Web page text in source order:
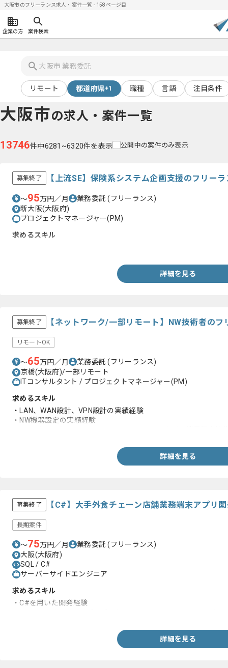
大阪市のフリーランス求人・案件一覧 - 158ページ目
企業の方 案件検索
リモート 都道府県+1 職種 言語 注目条件
大阪市の求人・案件一覧
13746件中6281~6320件を表示 公開中の案件のみ表示
募集終了 【上流SE】保険系システム企画支援のフリー
〜95万円／月 業務委託(フリーランス)
新大阪(大阪府)
プロジェクトマネージャー(PM)
求めるスキル
詳細を見る
募集終了 【ネットワーク/一部リモート】NW技術者の
リモートOK
〜65万円／月 業務委託(フリーランス)
京橋(大阪府)/一部リモート
ITコンサルタント / プロジェクトマネージャー(PM)
求めるスキル
・LAN、WAN設計、VPN設計の実績経験
・NW機器設定の実績経験
詳細を見る
募集終了 【C#】大手外食チェーン店舗業務端末アプリ
長期案件
〜75万円／月 業務委託(フリーランス)
大阪(大阪府)
SQL / C#
サーバーサイドエンジニア
求めるスキル
・C#を用いた開発経験
詳細を見る